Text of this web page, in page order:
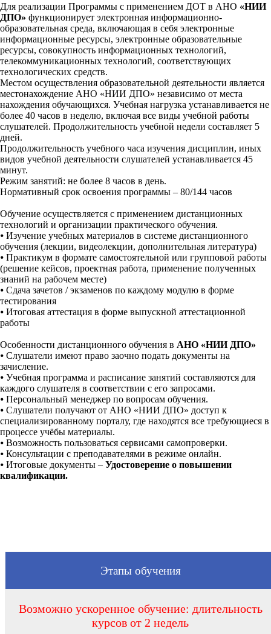
Для реализации Программы с применением ДОТ в АНО «НИИ
ДПО» функционирует электронная информационно-
образовательная среда, включающая в себя электронные
информационные ресурсы, электронные образовательные
ресурсы, совокупность информационных технологий,
телекоммуникационных технологий, соответствующих
технологических средств.
Местом осуществления образовательной деятельности является
местонахождение АНО «НИИ ДПО» независимо от места
нахождения обучающихся. Учебная нагрузка устанавливается не
более 40 часов в неделю, включая все виды учебной работы
слушателей. Продолжительность учебной недели составляет 5
дней.
Продолжительность учебного часа изучения дисциплин, иных
видов учебной деятельности слушателей устанавливается 45
минут.
Режим занятий: не более 8 часов в день.
Нормативный срок освоения программы – 80/144 часов
Обучение осуществляется с применением дистанционных
технологий и организации практического обучения.
⦁ Изучение учебных материалов в системе дистанционного
обучения (лекции, видеолекции, дополнительная литература)
⦁ Практикум в формате самостоятельной или групповой работы
(решение кейсов, проектная работа, применение полученных
знаний на рабочем месте)
⦁ Сдача зачетов / экзаменов по каждому модулю в форме
тестирования
⦁ Итоговая аттестация в форме выпускной аттестационной
работы
Особенности дистанционного обучения в АНО «НИИ ДПО»
⦁ Слушатели имеют право заочно подать документы на
зачисление.
⦁ Учебная программа и расписание занятий составляются для
каждого слушателя в соответствии с его запросами.
⦁ Персональный менеджер по вопросам обучения.
⦁ Слушатели получают от АНО «НИИ ДПО» доступ к
специализированному порталу, где находятся все требующиеся в
процессе учёбы материалы.
⦁ Возможность пользоваться сервисами самопроверки.
⦁ Консультации с преподавателями в режиме онлайн.
⦁ Итоговые документы – Удостоверение о повышении
квалификации.
Этапы обучения
Возможно ускоренное обучение: длительность
курсов от 2 недель